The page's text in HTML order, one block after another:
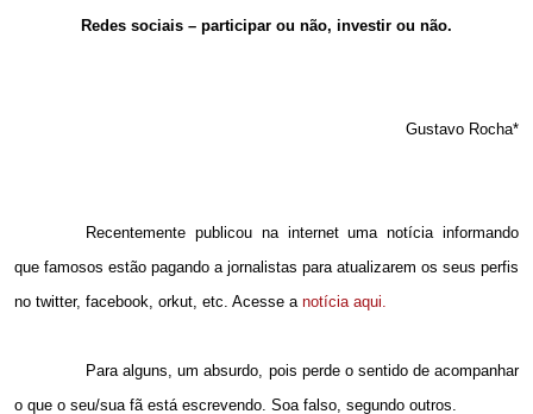
Redes sociais – participar ou não, investir ou não.
Gustavo Rocha*
Recentemente publicou na internet uma notícia informando
que famosos estão pagando a jornalistas para atualizarem os seus perfis
no twitter, facebook, orkut, etc. Acesse a notícia aqui.
Para alguns, um absurdo, pois perde o sentido de acompanhar
o que o seu/sua fã está escrevendo. Soa falso, segundo outros.